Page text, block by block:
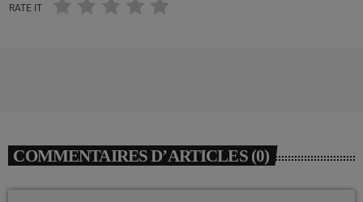
RATE IT
COMMENTAIRES D’ARTICLES (0)